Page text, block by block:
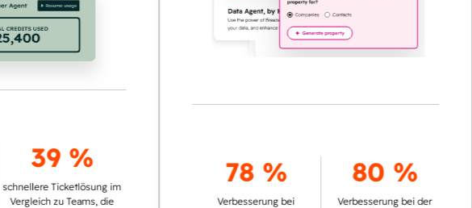
39 %
Ticketlösung im
zu Teams, die
78 %
Verbesserung bei
80 %
Verbesserung bei der